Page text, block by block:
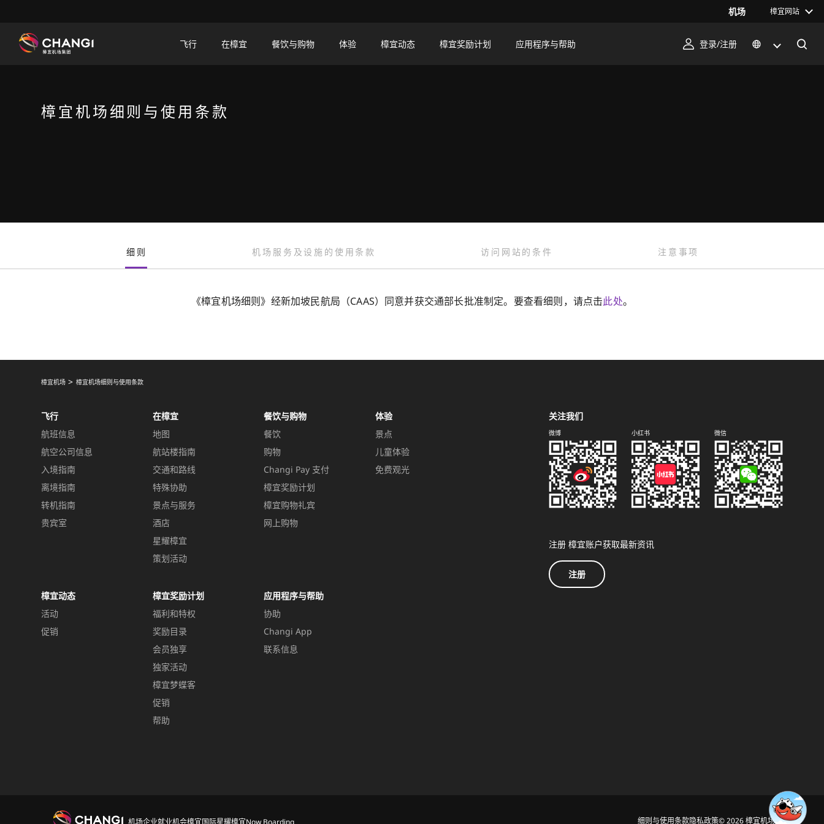
机场 樟宜网站
飞行 在樟宜 餐饮与购物 体验 樟宜动态 樟宜奖励计划 应用程序与帮助 登录/注册
樟宜机场细则与使用条款
细则 机场服务及设施的使用条款 访问网站的条件 注意事项
《樟宜机场细则》经新加坡民航局（CAAS）同意并获交通部长批准制定。要查看细则，请点击此处。
樟宜机场 樟宜机场细则与使用条款
飞行
航班信息
航空公司信息
入境指南
离境指南
转机指南
贵宾室
在樟宜
地图
航站楼指南
交通和路线
特殊协助
景点与服务
酒店
星耀樟宜
策划活动
餐饮与购物
餐饮
购物
Changi Pay 支付
樟宜奖励计划
樟宜购物礼宾
网上购物
体验
景点
儿童体验
免费观光
樟宜动态
活动
促销
樟宜奖励计划
福利和特权
奖励目录
会员独享
独家活动
樟宜梦蝶客
促销
帮助
应用程序与帮助
协助
Changi App
联系信息
关注我们
微博 小红书 微信
注册 樟宜账户获取最新资讯
注册
机场企业就业机会樟宜国际星耀樟宜Now Boarding 细则与使用条款隐私政策© 2026 樟宜机场